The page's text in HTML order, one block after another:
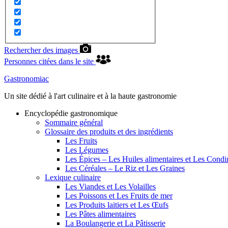
Rechercher des images
Personnes citées dans le site
Gastronomiac
Un site dédié à l'art culinaire et à la haute gastronomie
Encyclopédie gastronomique
Sommaire général
Glossaire des produits et des ingrédients
Les Fruits
Les Légumes
Les Épices – Les Huiles alimentaires et Les
Les Céréales – Le Riz et Les Graines
Lexique culinaire
Les Viandes et Les Volailles
Les Poissons et Les Fruits de mer
Les Produits laitiers et Les Œufs
Les Pâtes alimentaires
La Boulangerie et La Pâtisserie